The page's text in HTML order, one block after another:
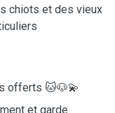
chiots et des vieux
offerts 🐱🐶💫
et garde